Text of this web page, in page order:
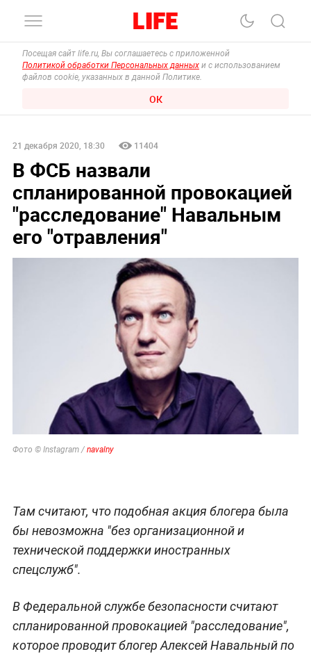
Посещая сайт life.ru, Вы соглашаетесь с приложенной
Политикой обработки Персональных данных и с использованием
файлов cookie, указанных в данной Политике.
ОК
21 декабря 2020, 18:30 11404
В ФСБ назвали
спланированной провокацией
"расследование" Навальным
его "отравления"
Фото © Instagram / navalny
Там считают, что подобная акция блогера была
бы невозможна "без организационной и
технической поддержки иностранных
спецслужб".
В Федеральной службе безопасности считают
спланированной провокацией "расследование",
которое проводит блогер Алексей Навальный по